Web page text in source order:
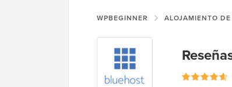
WPBEGINNER ALOJAMIENTO